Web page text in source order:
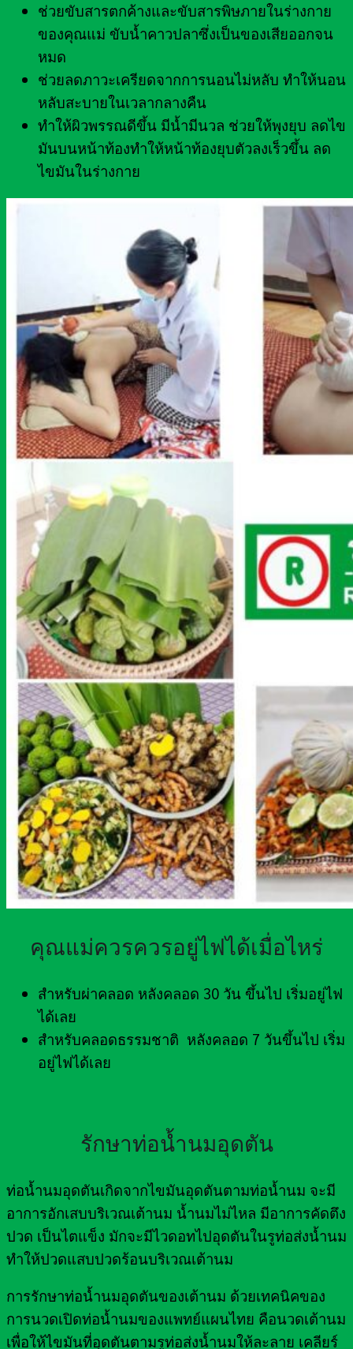
ช่วยขับสารตกค้างและขับสารพิษภายในร่างกาย
ของคุณแม่ ขับน้ำคาวปลาซึ่งเป็นของเสียออกจน
หมด
ช่วยลดภาวะเครียดจากการนอนไม่หลับ ทำให้นอน
หลับสะบายในเวลากลางคืน
ทำให้ผิวพรรณดีขึ้น มีน้ำมีนวล ช่วยให้พุงยุบ ลดไข
มันบนหน้าท้องทำให้หน้าท้องยุบตัวลงเร็วขึ้น ลด
ไขมันในร่างกาย
คุณแม่ควรควรอยู่ไฟได้เมื่อไหร่
สำหรับผ่าคลอด หลังคลอด 30 วัน ขึ้นไป เริ่มอยู่ไฟ
ได้เลย
สำหรับคลอดธรรมชาติ หลังคลอด 7 วันขึ้นไป เริ่ม
อยู่ไฟได้เลย
รักษาท่อน้ำนมอุดตัน
ท่อน้ำนมอุดตันเกิดจากไขมันอุดตันตามท่อน้ำนม จะมี
อาการอักเสบบริเวณเต้านม น้ำนมไม่ไหล มีอาการคัดตึง
ปวด เป็นไตแข็ง มักจะมีไวดอทไปอุดตันในรูท่อส่งน้ำนม
ทำให้ปวดแสบปวดร้อนบริเวณเต้านม
การรักษาท่อน้ำนมอุดตันของเต้านม ด้วยเทคนิคของ
การนวดเปิดท่อน้ำนมของแพทย์แผนไทย คือนวดเต้านม
เพื่อให้ไขมันที่อุดตันตามรูท่อส่งน้ำนมให้ละลาย เคลียร์